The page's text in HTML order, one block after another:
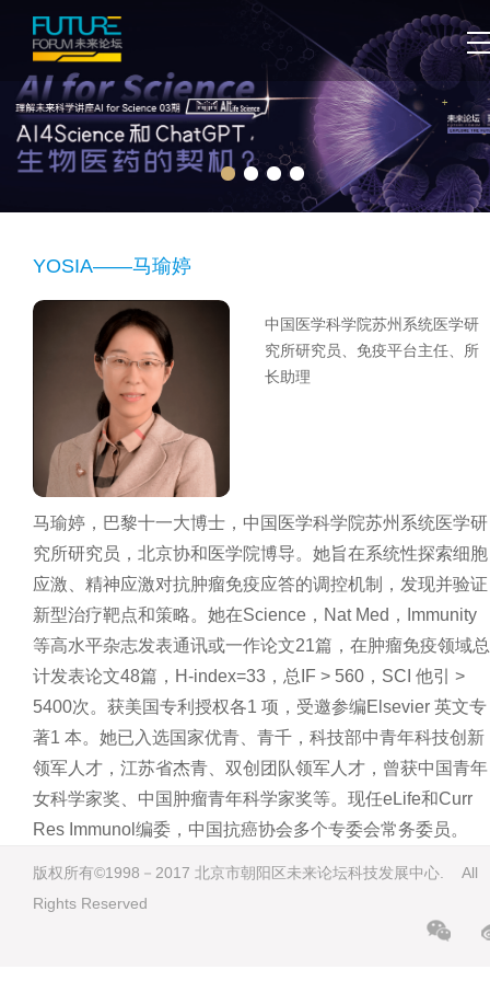
中国医学科学院苏州系统医学研
究所研究员、免疫平台主任、所
长助理
YOSIA——马瑜婷
马瑜婷，巴黎十一大博士，中国医学科学院苏州系统医学研
究所研究员，北京协和医学院博导。她旨在系统性探索细胞
应激、精神应激对抗肿瘤免疫应答的调控机制，发现并验证
新型治疗靶点和策略。她在Science，Nat Med，Immunity
等高水平杂志发表通讯或一作论文21篇，在肿瘤免疫领域总
计发表论文48篇，H-index=33，总IF > 560，SCI 他引 >
5400次。获美国专利授权各1 项，受邀参编Elsevier 英文专
著1 本。她已入选国家优青、青千，科技部中青年科技创新
领军人才，江苏省杰青、双创团队领军人才，曾获中国青年
女科学家奖、中国肿瘤青年科学家奖等。现任eLife和Curr
Res Immunol编委，中国抗癌协会多个专委会常务委员。
版权所有©1998－2017 北京市朝阳区未来论坛科技发展中心. All
Rights Reserved